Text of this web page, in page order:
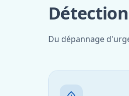
Du dépannage